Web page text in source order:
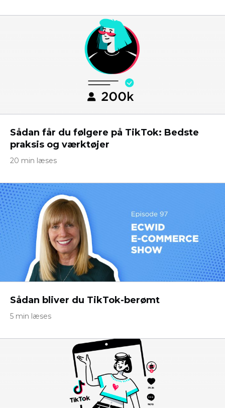
Sådan får du følgere på TikTok: Bedste
praksis og værktøjer
20 min læses
Sådan bliver du TikTok-berømt
5 min læses